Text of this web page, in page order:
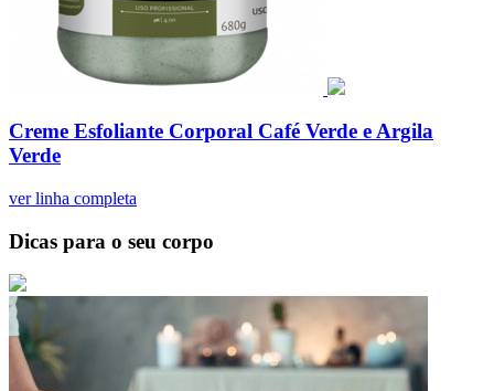
Creme Esfoliante Corporal Café Verde e Argila
Verde
ver linha completa
Dicas para o seu corpo